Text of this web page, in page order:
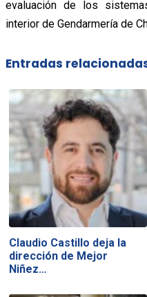
evaluación de los
interior de Gendarmería de
Entradas
Claudio Castillo deja la
dirección de Mejor
Niñez…